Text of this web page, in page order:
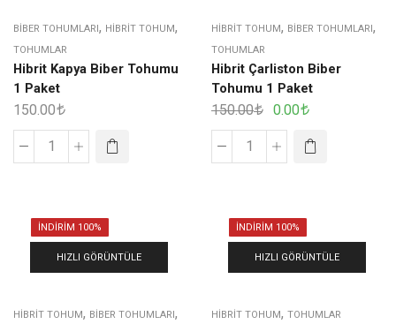
BIBER TOHUMLARI, HIBRIT TOHUM,
TOHUMLAR
Hibrit Kapya Biber Tohumu
1 Paket
150.00
HIBRIT TOHUM, BIBER TOHUMLARI,
TOHUMLAR
Hibrit Çarliston Biber
Tohumu 1 Paket
150.00 0.00
İNDIRIM 100%
HIZLI GÖRÜNTÜLE
HIBRIT TOHUM, BIBER TOHUMLARI,
İNDIRIM 100%
HIZLI GÖRÜNTÜLE
HIBRIT TOHUM, TOHUMLAR